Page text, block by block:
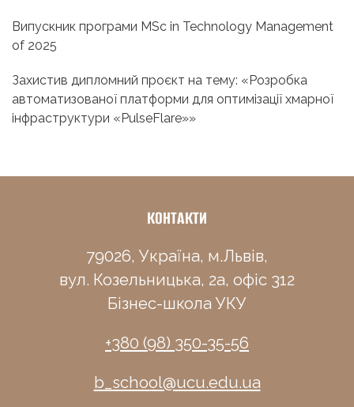
Випускник програми MSc in Technology Management
of 2025
Захистив дипломний проєкт на тему: «Розробка
автоматизованої платформи для оптимізації хмарної
інфраструктури «PulseFlare»»
КОНТАКТИ
79026, Україна, м.Львів,
вул. Козельницька, 2а, офіс 312
Бізнес-школа УКУ
+380 (98) 350-35-56
b_school@ucu.edu.ua